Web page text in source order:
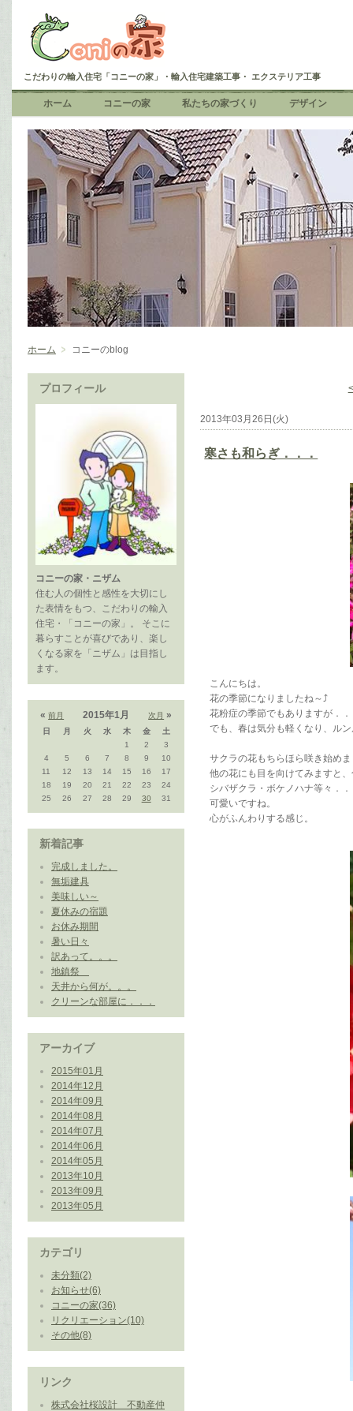
こだわりの輸入住宅「コニーの家」・輸入住宅建築工事・ エクステリア工事
ホーム コニーの家 私たちの家づくり デザイン
ホーム コニーのblog
プロフィール
コニーの家・ニザム
住む人の個性と感性を大切にし
た表情をもつ、こだわりの輸入
住宅・「コニーの家」。 そこに
暮らすことが喜びであり、楽し
くなる家を「ニザム」は目指し
ます。
«前月 次月 »
2015年1月
日 月 火 水 木 金
土
1
2
3
4
5 6 7 8 9
10
11
12 13 14 15 16
17
18
19 20 21 22 23
24
25
26 27 28 29 30 31
新着記事
完成しました。
無垢建具
美味しい～
夏休みの宿題
お休み期間
暑い日々
訳あって。。。
地鎮祭
天井から何が。。。
クリーンな部屋に．．．
アーカイブ
2015年01月
2014年12月
2014年09月
2014年08月
2014年07月
2014年06月
2014年05月
2013年10月
2013年09月
2013年05月
カテゴリ
未分類(2)
お知らせ(6)
コニーの家(36)
リクリエーション(10)
その他(8)
リンク
株式会社桜設計 不動産仲
2013年03月26日(火)
寒さも和らぎ．．．
こんにちは。
花の季節になりましたね～⤴
花粉症の季節でもありますが．
でも、春は気分も軽くなり、ル
サクラの花もちらほら咲き始め
他の花にも目を向けてみますと
シバザクラ・ボケノハナ等々．
可愛いですね。
心がふんわりする感じ。